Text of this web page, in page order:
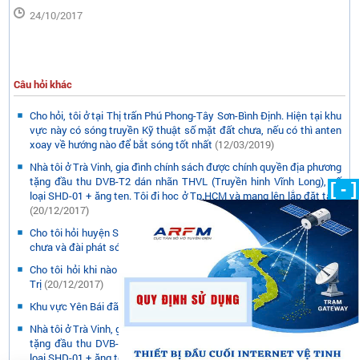
24/10/2017
Câu hỏi khác
Cho hỏi, tôi ở tại Thị trấn Phú Phong-Tây Sơn-Bình Định. Hiện tại khu
vực này có sóng truyền Kỹ thuật số mặt đất chưa, nếu có thì anten
xoay về hướng nào để bắt sóng tốt nhất (12/03/2019)
Nhà tôi ở Trà Vinh, gia đình chính sách được chính quyền địa phương
tặng đầu thu DVB-T2 dán nhãn THVL (Truyền hinh Vĩnh Long), số
loại SHD-01 + ăng ten. Tôi đi học ở Tp.HCM và mang lên lắp đặt tại...
(20/12/2017)
Cho tôi hỏi huyện Sơn Động của tỉnh Bắc Giang đã phủ sóng DVB t2
chưa và đài phát sóng được đặt ở đâu ?
(20/12/2017)
Cho tôi hỏi khi nào VTC và RTB, AVG phát sóng DVB-T2 tại Quảng
Trị (20/12/2017)
Khu vực Yên Bái đã có sóng DVB-T2 chưa?(20/12/2017)
Nhà tôi ở Trà Vinh, gia đình chính sách được chính quyền địa phương
tặng đầu thu DVB-T2 dán nhãn THVL (Truyền hinh Vĩnh Long), số
[ - ]